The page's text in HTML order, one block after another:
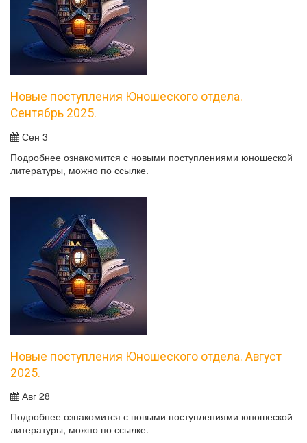
Новые поступления Юношеского отдела.
Сентябрь 2025.
Сен 3
Подробнее ознакомится с новыми поступлениями юношеской
литературы, можно по ссылке.
Новые поступления Юношеского отдела. Август
2025.
Авг 28
Подробнее ознакомится с новыми поступлениями юношеской
литературы, можно по ссылке.